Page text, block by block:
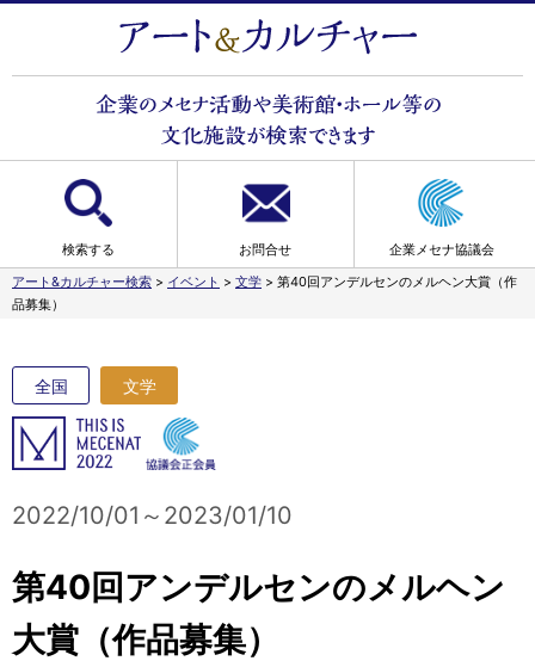
検索する お問合せ
企業メセナ協議会
アート&カルチャー検索 > イベント > 文学 > 第40回アンデルセンのメルヘン大賞（作
品募集）
全国 文学
2022/10/01～2023/01/10
第40回アンデルセンのメルヘン
大賞（作品募集）